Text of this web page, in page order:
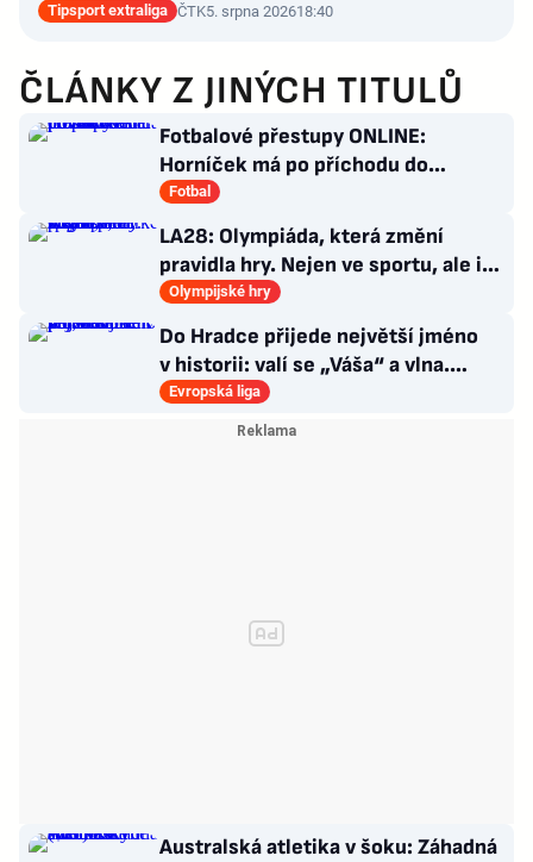
Tipsport extraliga ČTK5. srpna 202618:40
ČLÁNKY Z JINÝCH TITULŮ
Fotbalové přestupy ONLINE:
Horníček má po příchodu do
Newcastlu nového trenéra
Fotbal
LA28: Olympiáda, která změní
pravidla hry. Nejen ve sportu, ale i
v&nbsp;marketingu
Olympijské hry
Do Hradce přijede největší jméno
v historii: valí se „Váša“ a vlna.
Policie v pohotovosti
Evropská liga
Australská atletika v šoku: Záhadná